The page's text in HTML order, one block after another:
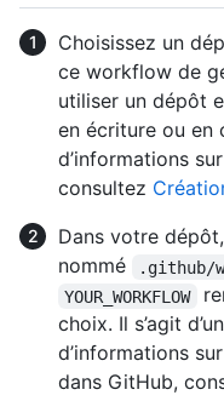
Choisissez un
ce workflow de
utiliser un dépôt
en écriture ou en
d’informations
consultez
Dans votre
nommé
.github/
YOUR_WORKFLOW
choix. Il s’agit
d’informations
dans GitHub,